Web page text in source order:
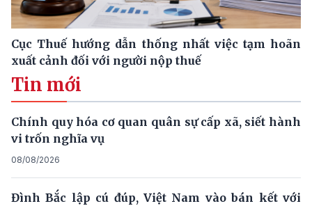
Cục Thuế hướng dẫn thống nhất việc tạm hoãn
xuất cảnh đối với người nộp thuế
Tin mới
Chính quy hóa cơ quan quân sự cấp xã, siết hành
vi trốn nghĩa vụ
08/08/2026
Đình Bắc lập cú đúp, Việt Nam vào bán kết với